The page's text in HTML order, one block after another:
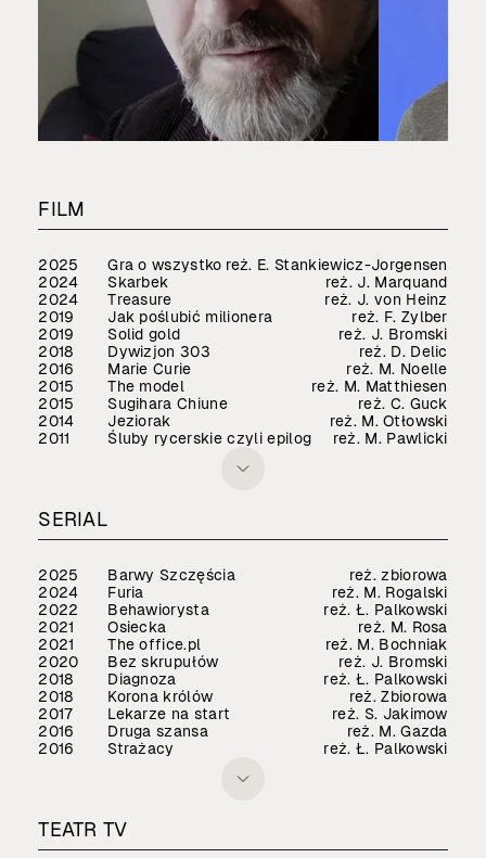
FILM
2025 Gra o wszystko reż. E. Stankiewicz-Jorgensen
2024
Skarbek
reż. J. Marquand
2024
Treasure
reż. J. von Heinz
2019
Jak poślubić milionera
reż. F. Zylber
2019
Solid gold
reż. J. Bromski
2018
Dywizjon 303
reż. D. Delic
2016
Marie Curie
reż. M. Noelle
2015
The model
reż. M. Matthiesen
2015
Sugihara Chiune
reż. C. Guck
2014
Jeziorak
reż. M. Otłowski
2011
Śluby rycerskie czyli epilog reż. M. Pawlicki
SERIAL
2025 Barwy Szczęścia
reż. zbiorowa
2024
Furia
reż. M. Rogalski
2022
Behawiorysta
reż. Ł. Palkowski
2021
Osiecka
reż. M. Rosa
2021
The office.pl
reż. M. Bochniak
2020
Bez skrupułów
reż. J. Bromski
2018
Diagnoza
reż. Ł. Palkowski
2018
Korona królów
reż. Zbiorowa
2017
Lekarze na start
reż. S. Jakimow
2016
Druga szansa
reż. M. Gazda
2016
Strażacy reż. Ł. Palkowski
TEATR TV